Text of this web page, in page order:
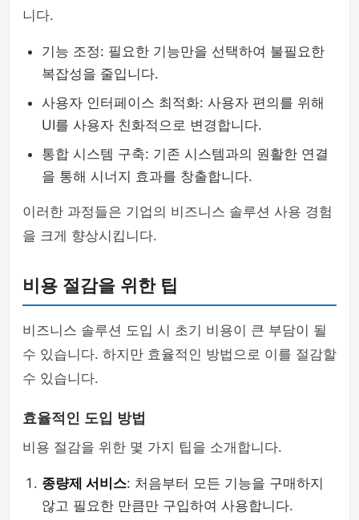
니다.
기능 조정: 필요한 기능만을 선택하여 불필요한
복잡성을 줄입니다.
사용자 인터페이스 최적화: 사용자 편의를 위해
UI를 사용자 친화적으로 변경합니다.
통합 시스템 구축: 기존 시스템과의 원활한 연결
을 통해 시너지 효과를 창출합니다.
이러한 과정들은 기업의 비즈니스 솔루션 사용 경험
을 크게 향상시킵니다.
비용 절감을 위한 팁
비즈니스 솔루션 도입 시 초기 비용이 큰 부담이 될
수 있습니다. 하지만 효율적인 방법으로 이를 절감할
수 있습니다.
효율적인 도입 방법
비용 절감을 위한 몇 가지 팁을 소개합니다.
종량제 서비스: 처음부터 모든 기능을 구매하지
않고 필요한 만큼만 구입하여 사용합니다.